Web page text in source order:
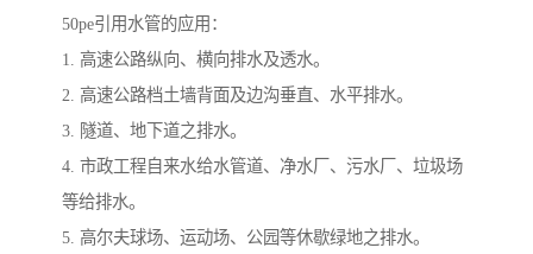
50pe引用水管的应用：
1. 高速公路纵向、横向排水及透水。
2. 高速公路档土墙背面及边沟垂直、水平排水。
3. 隧道、地下道之排水。
4. 市政工程自来水给水管道、净水厂、污水厂、垃圾场
等给排水。
5. 高尔夫球场、运动场、公园等休歇绿地之排水。